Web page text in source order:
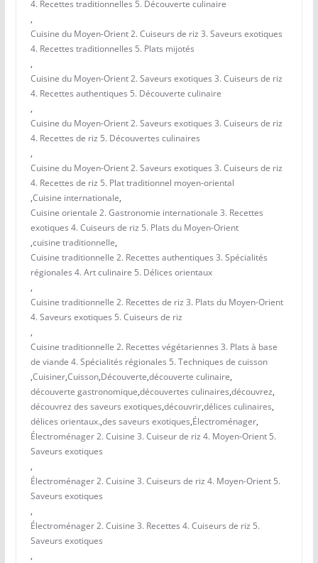
4. Recettes traditionnelles 5. Découverte culinaire
,
Cuisine du Moyen-Orient 2. Cuiseurs de riz 3. Saveurs exotiques
4. Recettes traditionnelles 5. Plats mijotés
,
Cuisine du Moyen-Orient 2. Saveurs exotiques 3. Cuiseurs de riz
4. Recettes authentiques 5. Découverte culinaire
,
Cuisine du Moyen-Orient 2. Saveurs exotiques 3. Cuiseurs de riz
4. Recettes de riz 5. Découvertes culinaires
,
Cuisine du Moyen-Orient 2. Saveurs exotiques 3. Cuiseurs de riz
4. Recettes de riz 5. Plat traditionnel moyen-oriental
,Cuisine internationale,
Cuisine orientale 2. Gastronomie internationale 3. Recettes
exotiques 4. Cuiseurs de riz 5. Plats du Moyen-Orient
,cuisine traditionnelle,
Cuisine traditionnelle 2. Recettes authentiques 3. Spécialités
régionales 4. Art culinaire 5. Délices orientaux
,
Cuisine traditionnelle 2. Recettes de riz 3. Plats du Moyen-Orient
4. Saveurs exotiques 5. Cuiseurs de riz
,
Cuisine traditionnelle 2. Recettes végétariennes 3. Plats à base
de viande 4. Spécialités régionales 5. Techniques de cuisson
,Cuisiner,Cuisson,Découverte,découverte culinaire,
découverte gastronomique,découvertes culinaires,découvrez,
découvrez des saveurs exotiques,découvrir,délices culinaires,
délices orientaux.,des saveurs exotiques,Électroménager,
Électroménager 2. Cuisine 3. Cuiseur de riz 4. Moyen-Orient 5.
Saveurs exotiques
,
Électroménager 2. Cuisine 3. Cuiseurs de riz 4. Moyen-Orient 5.
Saveurs exotiques
,
Électroménager 2. Cuisine 3. Recettes 4. Cuiseurs de riz 5.
Saveurs exotiques
,